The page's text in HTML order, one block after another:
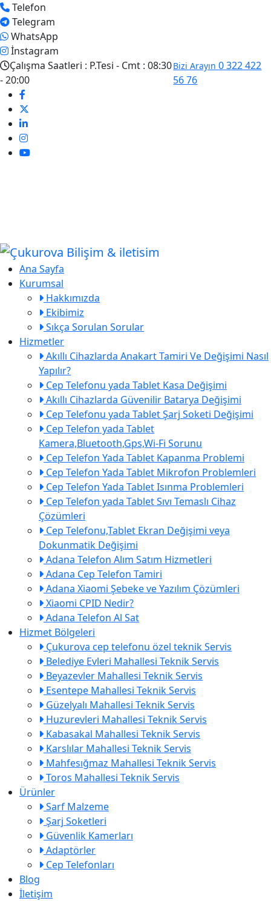
Telefon
Telegram
WhatsApp
İnstagram
Çalışma Saatleri : P.Tesi - Cmt : 08:30
- 20:00
Bizi Arayın0 322 422
56 76
Ana Sayfa
Kurumsal
Hakkımızda
Ekibimiz
Sıkça Sorulan Sorular
Hizmetler
Akıllı Cihazlarda Anakart Tamiri Ve Değişimi Nasıl
Yapılır?
Cep Telefonu yada Tablet Kasa Değişimi
Akıllı Cihazlarda Güvenilir Batarya Değişimi
Cep Telefonu yada Tablet Şarj Soketi Değişimi
Cep Telefon yada Tablet
Kamera,Bluetooth,Gps,Wi-Fi Sorunu
Cep Telefon Yada Tablet Kapanma Problemi
Cep Telefon Yada Tablet Mikrofon Problemleri
Cep Telefon Yada Tablet Isınma Problemleri
Cep Telefon yada Tablet Sıvı Temaslı Cihaz
Çözümleri
Cep Telefonu,Tablet Ekran Değişimi veya
Dokunmatik Değişimi
Adana Telefon Alım Satım Hizmetleri
Adana Cep Telefon Tamiri
Adana Xiaomi Şebeke ve Yazılım Çözümleri
Xiaomi CPID Nedir?
Adana Telefon Al Sat
Hizmet Bölgeleri
Çukurova cep telefonu özel teknik Servis
Belediye Evleri Mahallesi Teknik Servis
Beyazevler Mahallesi Teknik Servis
Esentepe Mahallesi Teknik Servis
Güzelyalı Mahallesi Teknik Servis
Huzurevleri Mahallesi Teknik Servis
Kabasakal Mahallesi Teknik Servis
Karslılar Mahallesi Teknik Servis
Mahfesığmaz Mahallesi Teknik Servis
Toros Mahallesi Teknik Servis
Ürünler
Sarf Malzeme
Şarj Soketleri
Güvenlik Kamerları
Adaptörler
Cep Telefonları
Blog
İletişim